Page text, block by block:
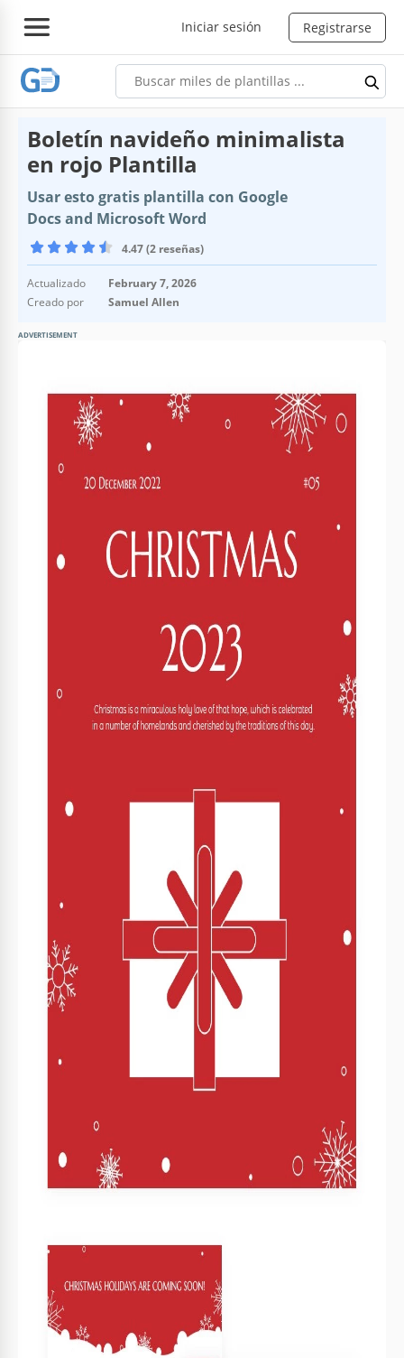
Iniciar sesión Registrarse
Boletín navideño minimalista
en rojo Plantilla
Usar esto gratis plantilla con Google
Docs and Microsoft Word
4.47 (2 reseñas)
Actualizado
February 7, 2026
Creado por
Samuel Allen
ADVERTISEMENT